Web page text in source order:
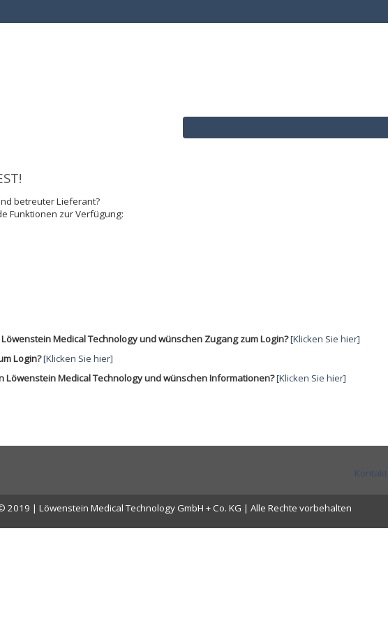
betreuter Lieferant?
Funktionen zur Verfügung:
Medical Technology und wünschen Zugang zum Login?[Klicken Sie hier]
Login?[Klicken Sie hier]
Löwenstein Medical Technology und wünschen Informationen?[Klicken Sie hier]
Kontakt
2019 | Löwenstein Medical Technology GmbH + Co. KG | Alle Rechte vorbehalten